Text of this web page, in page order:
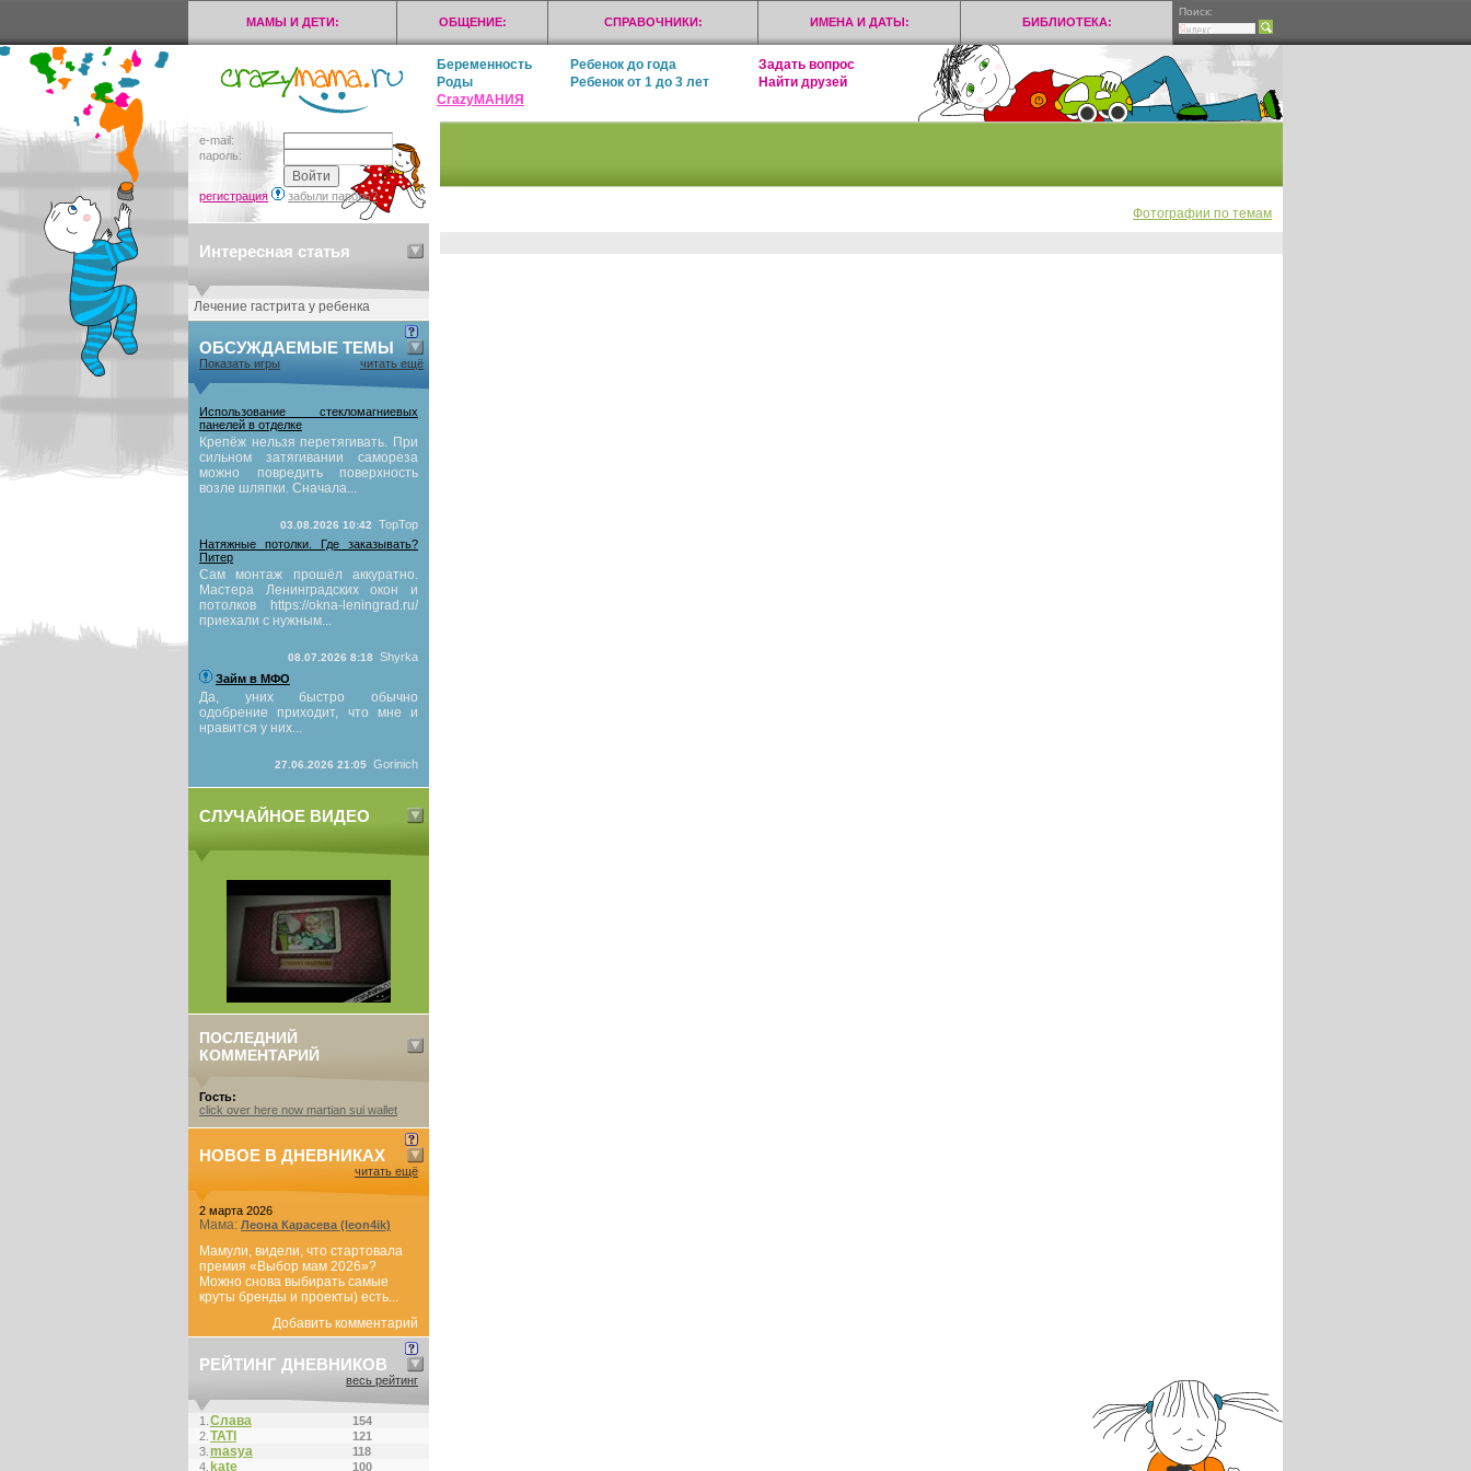
МАМЫ И ДЕТИ: ОБЩЕНИЕ: СПРАВОЧНИКИ: ИМЕНА И ДАТЫ: БИБЛИОТЕКА:
Поиск:
Беременность Ребенок до года
Задать вопрос
Роды
Ребенок от 1 до 3 лет
Найти друзей
CrazyМАНИЯ
e-mail:
пароль:
регистрация забыли пароль?
Интересная статья
Лечение гастрита у ребенка
ОБСУЖДАЕМЫЕ ТЕМЫ
Показать игры читать ещё
Использование стекломагниевых
панелей в отделке
Крепёж нельзя перетягивать. При
сильном затягивании самореза
можно повредить поверхность
возле шляпки. Сначала...
03.08.2026 10:42
TopTop
Натяжные потолки. Где заказывать?
Питер
Сам монтаж прошёл аккуратно.
Мастера Ленинградских окон и
потолков https://okna-leningrad.ru/
приехали с нужным...
08.07.2026 8:18
Shyrka
Займ в МФО
Да, уних быстро обычно
одобрение приходит, что мне и
нравится у них...
27.06.2026 21:05 Gorinich
СЛУЧАЙНОЕ ВИДЕО
ПОСЛЕДНИЙ
КОММЕНТАРИЙ
Гость:
click over here now martian sui wallet
НОВОЕ В ДНЕВНИКАХ
читать ещё
2 марта 2026
Мама: Леона Карасева (leon4ik)
Мамули, видели, что стартовала
премия «Выбор мам 2026»?
Можно снова выбирать самые
круты бренды и проекты) есть...
Добавить комментарий
РЕЙТИНГ ДНЕВНИКОВ
весь рейтинг
1. Слава
154
2. ТАТI
121
3. masya
118
4. kate 100
Фотографии по темам